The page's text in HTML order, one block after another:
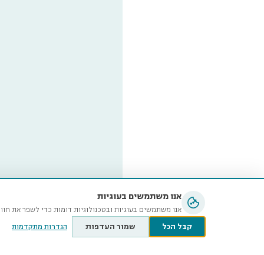
אנו משתמשים בעוגיות
אנו משתמשים בעוגיות ובטכנולוגיות דומות כדי לשפר את
קבל הכל שמור העדפות הגדרות מתקדמות